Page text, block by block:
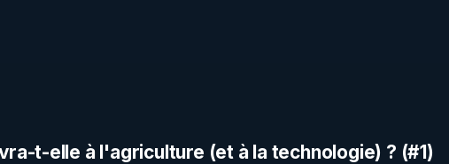
t-elle à l'agriculture (et à la technologie) ? (#1)